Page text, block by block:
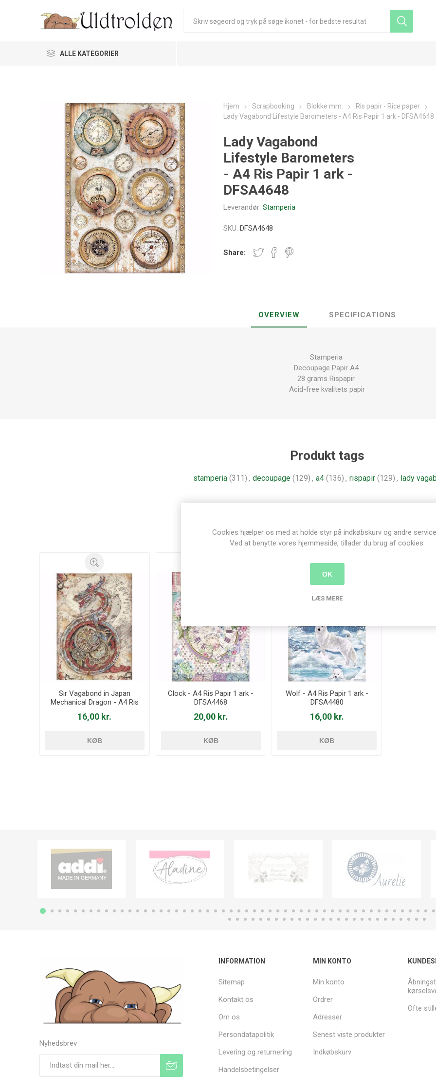
ALLE KATEGORIER
Hjem Scrapbooking Blokke mm.
Ris papir - Rice paper
Lady Vagabond Lifestyle Barometers - A4 Ris Papir 1 ark - DFSA4648
Lady Vagabond
Lifestyle Barometers
- A4 Ris Papir 1 ark -
DFSA4648
Leverandør: Stamperia
SKU: DFSA4648
Share:
OVERVIEW SPECIFICATIONS
Stamperia
Decoupage Papir A4
28 grams Rispapir
Acid-free kvalitets papir
Produkt tags
stamperia (311) , decoupage (129) , a4 (136) , rispapir (129) , lady
Kunder der har købt denne vare købte
Sir Vagabond in Japan
Mechanical Dragon - A4 Ris
Papir 1 ark - DFSA4608
16,00 kr.
KØB
Clock - A4 Ris Papir 1 ark -
DFSA4468
20,00 kr.
KØB
Wolf - A4 Ris Papir 1 ark -
DFSA4480
16,00 kr.
KØB
Nyhedsbrev
INFORMATION
Sitemap
Kontakt os
Om os
Persondatapolitik
Levering og returnering
Handelsbetingelser
MIN KONTO
Min konto
Ordrer
Adresser
Senest viste produkter
Indkøbskurv
Ofte
Cookies hjælper os med at holde styr på indkøbskurv og andre
Ved at benytte vores hjemmeside, tillader du brug af cookies.
OK
LÆS MERE